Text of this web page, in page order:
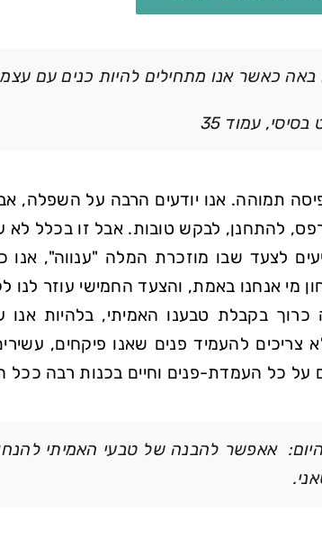
באה כאשר אנו מתחילים להיות כנים עם
עמוד 35
תמוהה. אנו יודעים הרבה על השפלה,
להתחנן, לבקש טובות. אבל זו בכלל לא
לצעד שבו מוזכרת המלה
ענווה , אנו
מי אנחנו באמת, והצעד החמישי עוזר לנו
כרוך בקבלת טבענו האמיתי, בלהיות
צריכים להעמיד פנים שאנו פיקחים,
על כל העמדת-פנים וחיים בכנות רבה
אאפשר להבנה של טבעי האמיתי